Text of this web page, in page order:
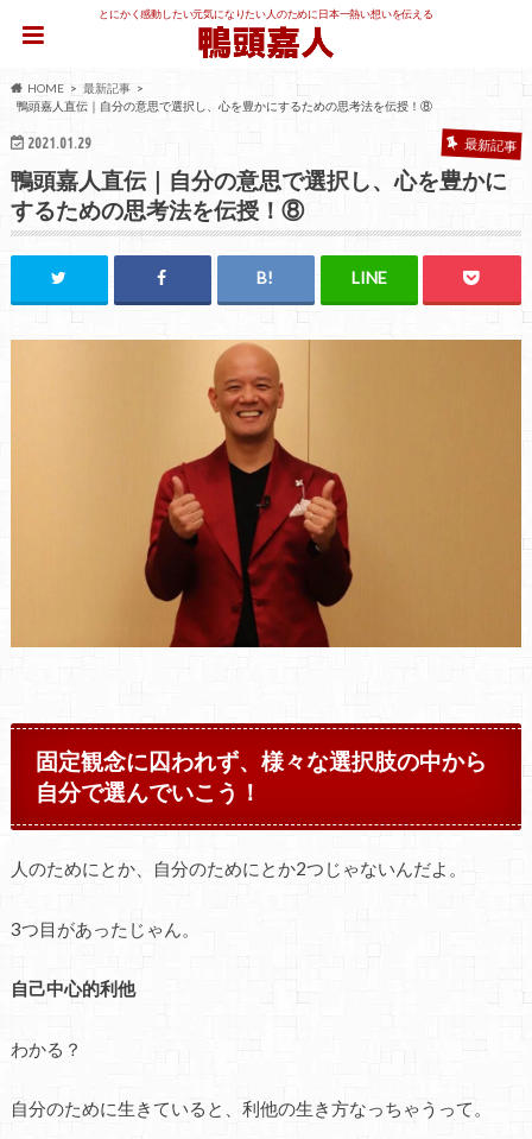
とにかく感動したい元気になりたい人のために日本一熱い想いを伝える
HOME
最新記事
鴨頭嘉人直伝｜自分の意思で選択し、心を豊かにするための思考法を伝授！⑧
2021.01.29 最新記事
鴨頭嘉人直伝｜自分の意思で選択し、心を豊かに
するための思考法を伝授！⑧
固定観念に囚われず、様々な選択肢の中から
自分で選んでいこう！
人のためにとか、自分のためにとか2つじゃないんだよ。
3つ目があったじゃん。
自己中心的利他
わかる？
自分のために生きていると、利他の生き方なっちゃうって。